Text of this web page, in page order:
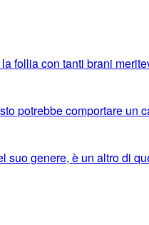
follia con tanti brani
potrebbe comportare un
suo genere, è un altro di